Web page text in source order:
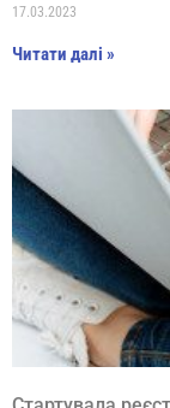
17.03.2023
Читати далі »